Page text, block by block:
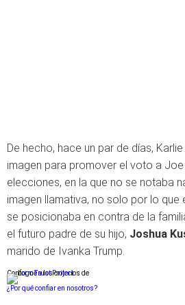
De hecho, hace un par de días,
imagen para promover el voto a Joe
elecciones, en la que no se notaba
imagen llamativa, no solo por lo que
se posicionaba en contra de la
el futuro padre de su hijo, Joshua
marido de Ivanka Trump.
Conforme a los criterios de
¿Por qué confiar en nosotros?